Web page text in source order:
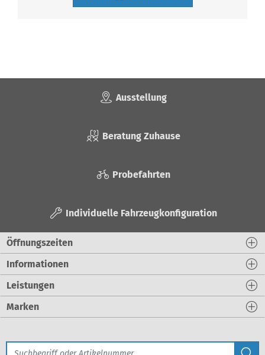
Ausstellung
Beratung Zuhause
Probefahrten
Individuelle Fahrzeugkonfiguration
Öffnungszeiten
Informationen
Leistungen
Marken